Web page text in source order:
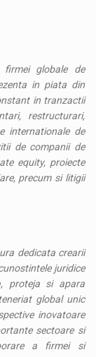
globale de
in piata din
in tranzactii
restructurari,
internationale de
de companii de
equity, proiecte
precum si litigii
dedicata crearii
juridice
proteja si apara
global unic
inovatoare
sectoare si
a firmei si